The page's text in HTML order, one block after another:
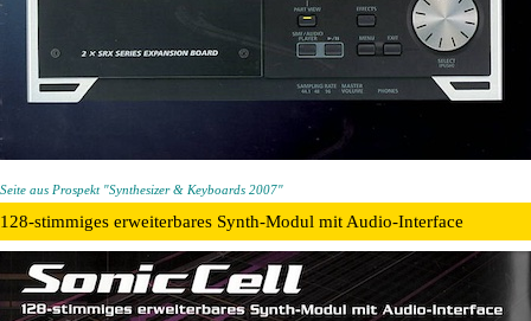
Seite aus Prospekt "Synthesizer & Keyboards 2007"
128-stimmiges erweiterbares Synth-Modul mit Audio-Interface